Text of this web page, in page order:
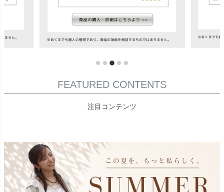
FEATURED CONTENTS
注目コンテンツ